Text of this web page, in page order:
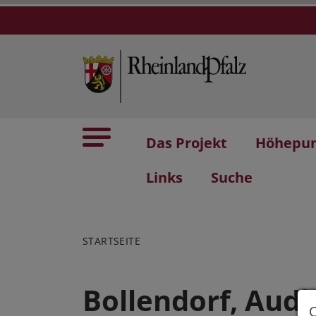
Das Projekt
Links
Suche
STARTSEITE
Bollendorf,